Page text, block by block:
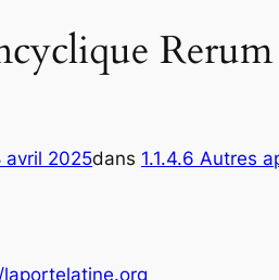
avril 2025dans 1.1.4.6 Autres